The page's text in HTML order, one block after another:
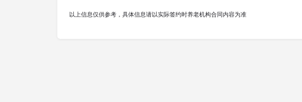
以上信息仅供参考，具体信息请以实际签约时养老机构合同内容为准